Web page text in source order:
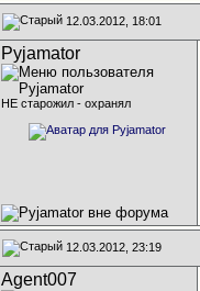
12.03.2012, 18:01
Pyjamator
НЕ старожил - охранял
12.03.2012, 23:19
Agent007